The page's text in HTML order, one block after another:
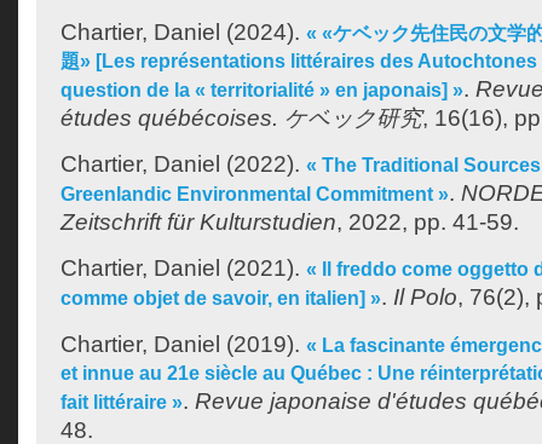
Chartier, Daniel (2024). « «ケベック先住民の文学
題» [Les représentations littéraires des Autochtones
question de la « territorialité » en japonais] ».
études québécoises. ケベック研究, 16(16),
Chartier, Daniel (2022). « The Traditional
Greenlandic Environmental Commitment ».
Zeitschrift für Kulturstudien, 2022, pp. 41-59.
Chartier, Daniel (2021). « Il freddo come oggetto
comme objet de savoir, en italien] ». Il Polo, 76(2),
Chartier, Daniel (2019). « La fascinante
et innue au 21e siècle au Québec : Une
fait littéraire ». Revue japonaise d'études
48.